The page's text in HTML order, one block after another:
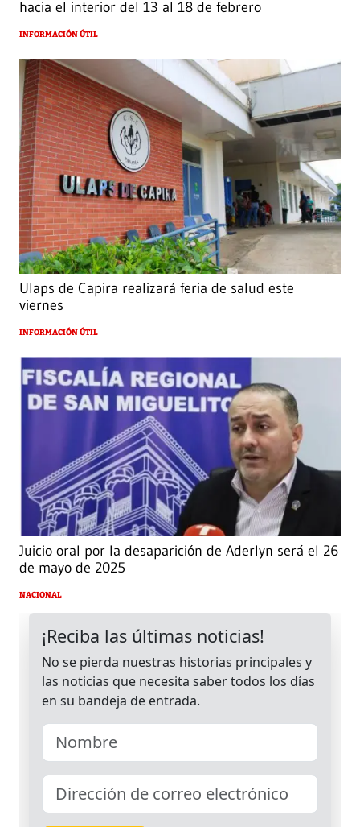
hacia el interior del 13 al 18 de febrero
INFORMACIÓN ÚTIL
Ulaps de Capira realizará feria de salud este
viernes
INFORMACIÓN ÚTIL
Juicio oral por la desaparición de Aderlyn será el 26
de mayo de 2025
NACIONAL